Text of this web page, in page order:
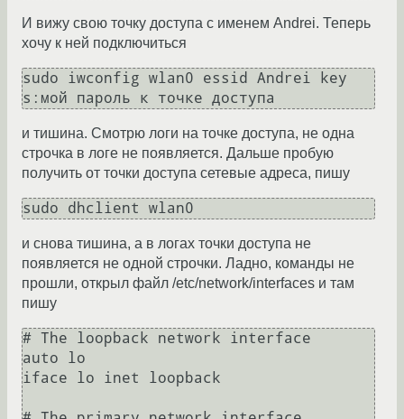
И вижу свою точку доступа с именем Andrei. Теперь
хочу к ней подключиться
sudo iwconfig wlan0 essid Andrei key
s:мой пароль к точке доступа
и тишина. Смотрю логи на точке доступа, не одна
строчка в логе не появляется. Дальше пробую
получить от точки доступа сетевые адреса, пишу
sudo dhclient wlan0
и снова тишина, а в логах точки доступа не
появляется не одной строчки. Ладно, команды не
прошли, открыл файл /etc/network/interfaces и там
пишу
# The loopback network interface
auto lo
iface lo inet loopback